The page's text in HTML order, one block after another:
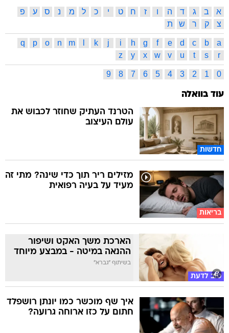
א ב ג ד ה ו ז ח ט י כ ל מ נ ס ע
פ
צ
ק ר ש ת
a
b
c
d
e
f
g
h
i
j
k
m
n
o
p
q
r
s
t
u
v
w
x
y
z
0
1
2
3
4
5
6
7
8
9
עוד בוואלה
חדשות
הטרנד העתיק שחוזר לכבוש את
עולם העיצוב
בריאות
מזילים ריר תוך כדי שינה? מתי זה
מעיד על בעיה רפואית
טוב לדעת
הארכת משך האקט ושיפור
ההנאה במיטה - במבצע מיוחד
בשיתוף "גברא"
איך שף מוכשר כמו יונתן רושפלד
חתום על כזו ארוחה גרועה?